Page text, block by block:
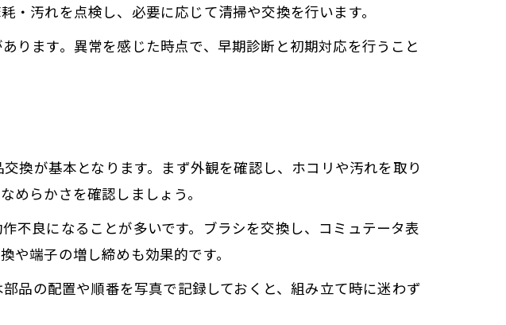
汚れを点検し、必要に応じて清掃や交換を行います。
ります。異常を感じた時点で、早期診断と初期対応を行うこと
換が基本となります。まず外観を確認し、ホコリや汚れを取り
めらかさを確認しましょう。
不良になることが多いです。ブラシを交換し、コミュテータ表
端子の増し締めも効果的です。
品の配置や順番を写真で記録しておくと、組み立て時に迷わず